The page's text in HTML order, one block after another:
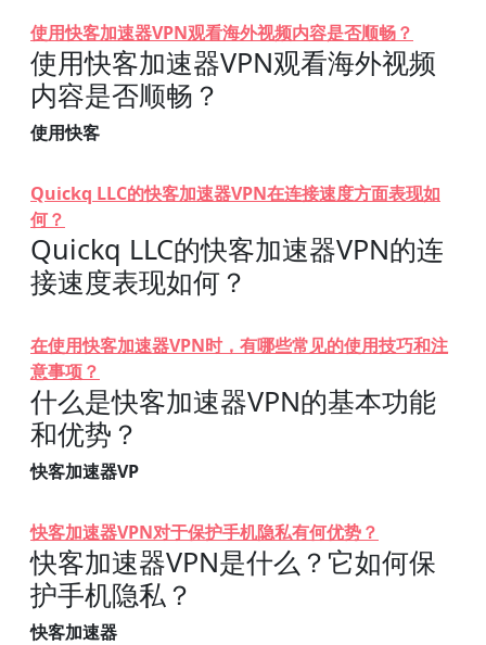
使用快客加速器VPN观看海外视频内容是否顺畅？
使用快客加速器VPN观看海外视频
内容是否顺畅？
使用快客
Quickq LLC的快客加速器VPN在连接速度方面表现如
何？
Quickq LLC的快客加速器VPN的连
接速度表现如何？
在使用快客加速器VPN时，有哪些常见的使用技巧和注
意事项？
什么是快客加速器VPN的基本功能
和优势？
快客加速器VP
快客加速器VPN对于保护手机隐私有何优势？
快客加速器VPN是什么？它如何保
护手机隐私？
快客加速器